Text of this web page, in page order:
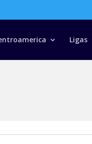
Ligas